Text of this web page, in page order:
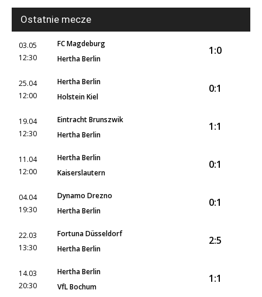
Ostatnie mecze
03.05
12:30
FC Magdeburg
Hertha Berlin
1:0
25.04
12:00
Hertha Berlin
Holstein Kiel
0:1
19.04
12:30
Eintracht Brunszwik
Hertha Berlin
1:1
11.04
12:00
Hertha Berlin
Kaiserslautern
0:1
04.04
19:30
Dynamo Drezno
Hertha Berlin
0:1
22.03
13:30
Fortuna Düsseldorf
Hertha Berlin
2:5
14.03
20:30
Hertha Berlin
VfL Bochum
1:1